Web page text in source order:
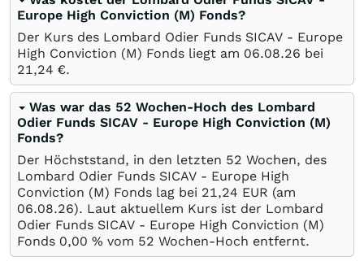
Europe High Conviction (M) Fonds?
Der Kurs des Lombard Odier Funds SICAV - Europe
High Conviction (M) Fonds liegt am 06.08.26 bei
21,24 €.
Was war das 52 Wochen-Hoch des Lombard
Odier Funds SICAV - Europe High Conviction (M)
Fonds?
Der Höchststand, in den letzten 52 Wochen, des
Lombard Odier Funds SICAV - Europe High
Conviction (M) Fonds lag bei 21,24 EUR (am
06.08.26). Laut aktuellem Kurs ist der Lombard
Odier Funds SICAV - Europe High Conviction (M)
Fonds 0,00 % vom 52 Wochen-Hoch entfernt.